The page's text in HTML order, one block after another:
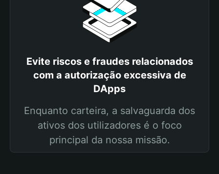
Evite riscos e fraudes relacionados
com a autorização excessiva de
DApps
Enquanto carteira, a salvaguarda dos
ativos dos utilizadores é o foco
principal da nossa missão.